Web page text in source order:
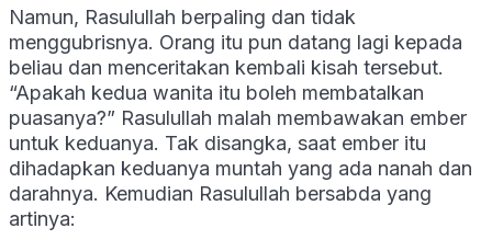
Namun, Rasulullah berpaling dan tidak
menggubrisnya. Orang itu pun datang lagi kepada
beliau dan menceritakan kembali kisah tersebut.
“Apakah kedua wanita itu boleh membatalkan
puasanya?” Rasulullah malah membawakan ember
untuk keduanya. Tak disangka, saat ember itu
dihadapkan keduanya muntah yang ada nanah dan
darahnya. Kemudian Rasulullah bersabda yang
artinya: